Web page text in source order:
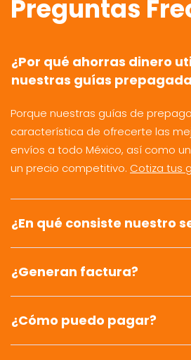
Preguntas
¿Por qué ahorras dinero
nuestras guías
Porque nuestras guías de
característica de ofrecerte las
envíos a todo México, así como
un precio competitivo. Cotiza tus
¿En qué consiste nuestro
¿Generan factura?
¿Cómo puedo pagar?